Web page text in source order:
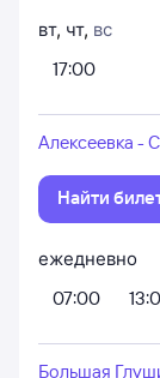
вт, чт, вс
17:00
Алексеевка -
Найти
ежедневно
07:00
Большая